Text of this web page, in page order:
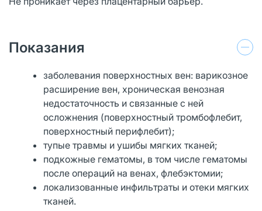
Показания
заболевания поверхностных вен: варикозное
расширение вен, хроническая венозная
недостаточность и связанные с ней
осложнения (поверхностный тромбофлебит,
поверхностный перифлебит);
тупые травмы и ушибы мягких тканей;
подкожные гематомы, в том числе гематомы
после операций на венах, флебэктомии;
локализованные инфильтраты и отеки мягких
тканей.